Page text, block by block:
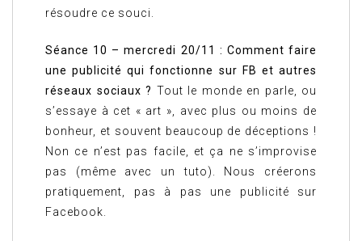
résoudre ce souci.
Séance 10 – mercredi 20/11 : Comment faire
une publicité qui fonctionne sur FB et autres
réseaux sociaux ? Tout le monde en parle, ou
s’essaye à cet « art », avec plus ou moins de
bonheur, et souvent beaucoup de déceptions !
Non ce n’est pas facile, et ça ne s’improvise
pas (même avec un tuto). Nous créerons
pratiquement, pas à pas une publicité sur
Facebook.